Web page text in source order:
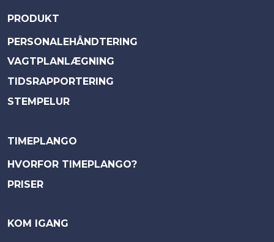
PRODUKT
PERSONALEHÅNDTERING
VAGTPLANLÆGNING
TIDSRAPPORTERING
STEMPELUR
TIMEPLANGO
HVORFOR TIMEPLANGO?
PRISER
KOM IGANG